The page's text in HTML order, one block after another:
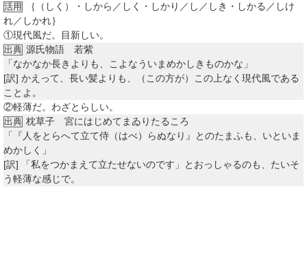
活用
｛（しく）・しから／しく・しかり／し／しき・しかる／しけ
れ／しかれ｝
①現代風だ。目新しい。
出典 源氏物語 若紫
「なかなか長きよりも、こよなういまめかしきものかな」
[訳] かえって、長い髪よりも、（この方が）この上なく現代風である
ことよ。
②軽薄だ。わざとらしい。
出典 枕草子 宮にはじめてまゐりたるころ
「『人をとらへて立て侍（はべ）らぬなり』とのたまふも、いといま
めかしく」
[訳] 「私をつかまえて立たせないのです」とおっしゃるのも、たいそ
う軽薄な感じで。